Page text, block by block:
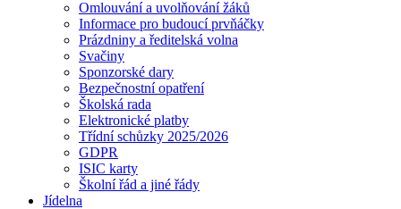
Omlouvání a uvolňování žáků
Informace pro budoucí prvňáčky
Prázdniny a ředitelská volna
Svačiny
Sponzorské dary
Bezpečnostní opatření
Školská rada
Elektronické platby
Třídní schůzky 2025/2026
GDPR
ISIC karty
Školní řád a jiné řády
Jídelna